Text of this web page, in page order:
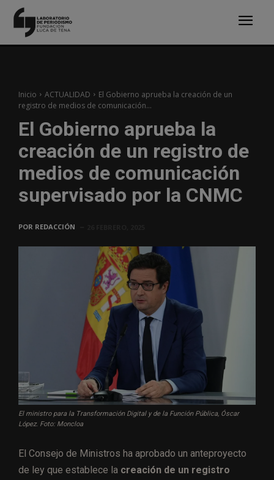
Inicio ACTUALIDAD
El Gobierno aprueba la creación de un
registro de medios de comunicación...
El Gobierno aprueba la
creación de un registro de
medios de comunicación
supervisado por la CNMC
POR REDACCIÓN
El ministro para la Transformación Digital y de la Función Pública, Óscar
López. Foto: Moncloa
El Consejo de Ministros ha aprobado un anteproyecto
de ley que establece la creación de un registro